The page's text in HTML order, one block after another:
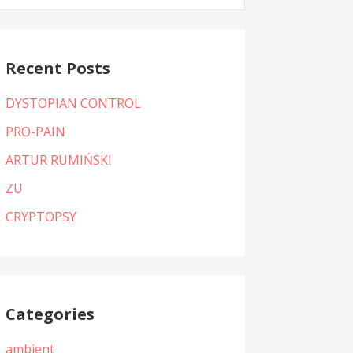
Recent Posts
DYSTOPIAN CONTROL
PRO-PAIN
ARTUR RUMIŃSKI
ZU
CRYPTOPSY
Categories
ambient